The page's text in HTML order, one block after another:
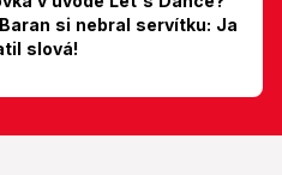
si nebral servítku: Ja
slová!